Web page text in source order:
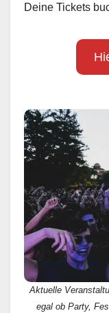
Deine Tickets
Aktuelle
egal ob Party,